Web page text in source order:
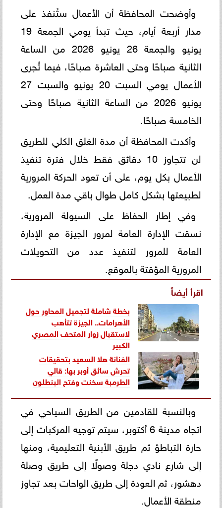
وأوضحت المحافظة أن الأعمال ستُنفذ على
مدار أربعة أيام، حيث تبدأ يومي الجمعة 19
يونيو والجمعة 26 يونيو 2026 من الساعة
الثانية صباحًا وحتى العاشرة صباحًا، فيما تُجرى
الأعمال يومي السبت 20 يونيو والسبت 27
يونيو 2026 من الساعة الثانية صباحًا وحتى
الخامسة صباحًا.
وأكدت المحافظة أن مدة الغلق الكلي للطريق
لن تتجاوز 10 دقائق فقط خلال فترة تنفيذ
الأعمال بكل يوم، على أن تعود الحركة المرورية
لطبيعتها بشكل كامل طوال باقي مدة العمل.
وفي إطار الحفاظ على السيولة المرورية،
نسقت الإدارة العامة لمرور الجيزة مع الإدارة
العامة للمرور لتنفيذ عدد من التحويلات
المرورية المؤقتة بالموقع.
اقرأ أيضاً
بخطة شاملة لتجميل المحاور حول
الأهرامات.. الجيزة تتأهب
لاستقبال زوار المتحف المصري
الكبير
الفنانة هلا السعيد بتحقيقات
تحرش سائق أوبر بها: قالي
الطرمبة سخنت وفتح البنطلون
وبالنسبة للقادمين من الطريق السياحي في
اتجاه مدينة 6 أكتوبر، سيتم توجيه المركبات إلى
حارة التباطؤ ثم طريق الأبنية التعليمية، ومنها
إلى شارع نادي دجلة وصولًا إلى طريق وصلة
دهشور، ثم العودة إلى طريق الواحات بعد تجاوز
منطقة الأعمال.